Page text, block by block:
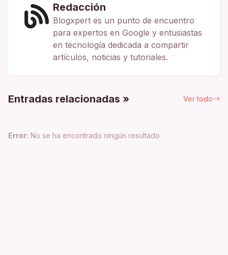
Redacción
Blogxpert es un punto de encuentro
para expertos en Google y entusiastas
en tecnología dedicada a compartir
artículos, noticias y tutoriales.
Entradas relacionadas » Ver todo
Error: No se ha encontrado ningún resultado